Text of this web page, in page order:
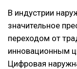
В индустрии
значительное
переходом от
инновационным
Цифровая